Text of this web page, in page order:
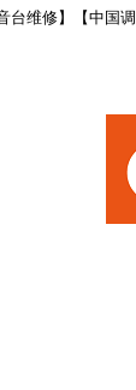
台维修】【中国